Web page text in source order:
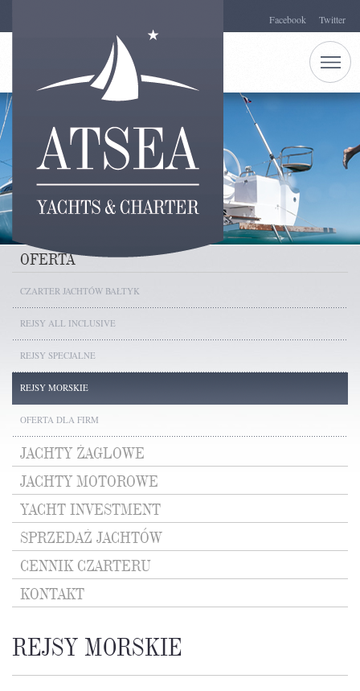
Facebook Twitter
OFERTA
CZARTER JACHTÓW BAŁTYK
REJSY ALL INCLUSIVE
REJSY SPECJALNE
REJSY MORSKIE
OFERTA DLA FIRM
JACHTY ŻAGLOWE
JACHTY MOTOROWE
YACHT INVESTMENT
SPRZEDAŻ JACHTÓW
CENNIK CZARTERU
KONTAKT
REJSY MORSKIE